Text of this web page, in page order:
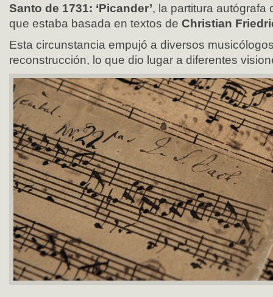
Santo de 1731: ‘Picander’, la partitura autógrafa
que estaba basada en textos de Christian
Esta circunstancia empujó a diversos
reconstrucción, lo que dio lugar a diferentes